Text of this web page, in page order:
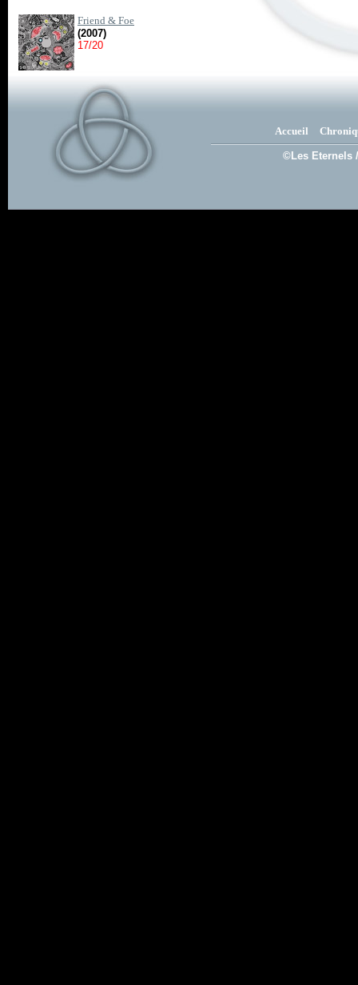
Friend & Foe
(2007)
17/20
Accueil
©Les Eternels